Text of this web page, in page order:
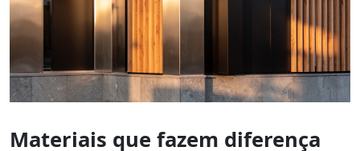
Materiais que fazem diferença